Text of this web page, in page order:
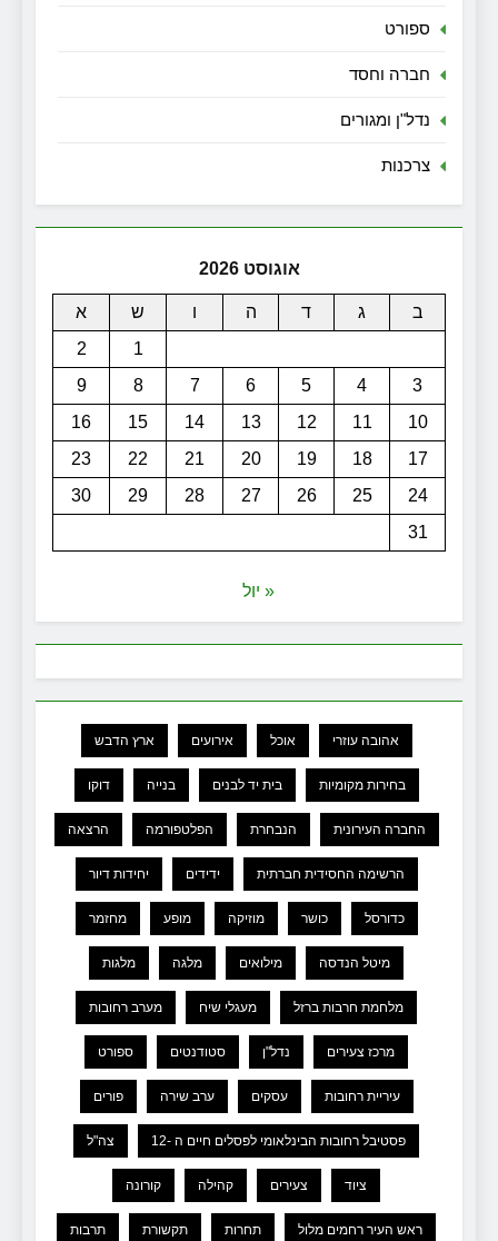
ספורט
חברה וחסד
נדל"ן ומגורים
צרכנות
אוגוסט 2026
ב ג ד ה ו ש
א
1
2
3
4
5
6
7
8
9
10
11
12
13
14
15
16
17
18
19
20
21
22
23
24
25
26
27
28
29
30
31
« יול
אהובה עוזרי אוכל אירועים ארץ הדבש
בחירות מקומיות בית יד לבנים בנייה דוקו
החברה העירונית הנבחרת הפלטפורמה הרצאה
הרשימה החסידית חברתית ידידים יחידות דיור
כדורסל כושר מוזיקה מופע מחזמר
מיטל הנדסה מילואים מלגה מלגות
מלחמת חרבות ברזל מעגלי שיח מערב רחובות
מרכז צעירים נדל"ן סטודנטים ספורט
עיריית רחובות עסקים ערב שירה פורים
פסטיבל רחובות הבינלאומי לפסלים חיים ה -12 צה"ל
ציוד צעירים קהילה קורונה
ראש העיר רחמים מלול תחרות תקשורת תרבות